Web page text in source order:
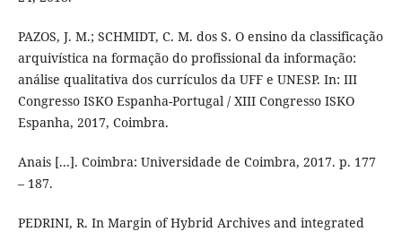
PAZOS, J. M.; SCHMIDT, C. M. dos S. O ensino da classificação
arquivística na formação do profissional da informação:
análise qualitativa dos currículos da UFF e UNESP. In: III
Congresso ISKO Espanha-Portugal / XIII Congresso ISKO
Espanha, 2017, Coimbra.
Anais [...]. Coimbra: Universidade de Coimbra, 2017. p. 177
– 187.
PEDRINI, R. In Margin of Hybrid Archives and integrated